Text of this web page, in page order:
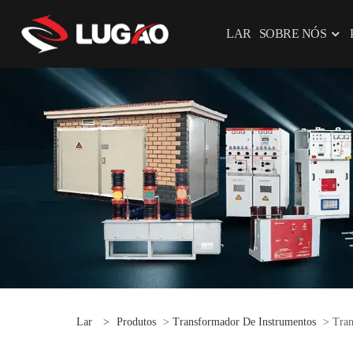
LAR SOBRE NÓS
Lar > Produtos > Transformador De Instrumentos >